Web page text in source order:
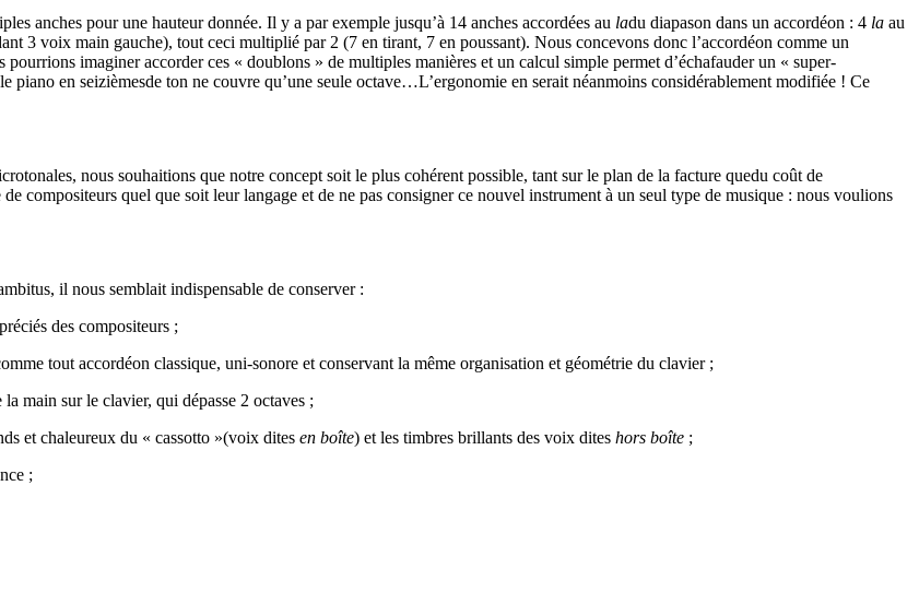
anches pour une hauteur donnée. Il y a par exemple jusqu’à 14 anches accordées au ladu diapason dans un accordéon : 4 la au
3 voix main gauche), tout ceci multiplié par 2 (7 en tirant, 7 en poussant). Nous concevons donc l’accordéon comme un
imaginer accorder ces « doublons » de multiples manières et un calcul simple permet d’échafauder un « super-
piano en seizièmesde ton ne couvre qu’une seule octave…L’ergonomie en serait néanmoins considérablement modifiée ! Ce
nous souhaitions que notre concept soit le plus cohérent possible, tant sur le plan de la facture quedu coût de
compositeurs quel que soit leur langage et de ne pas consigner ce nouvel instrument à un seul type de musique : nous voulions
il nous semblait indispensable de conserver :
des compositeurs ;
tout accordéon classique, uni-sonore et conservant la même organisation et géométrie du clavier ;
main sur le clavier, qui dépasse 2 octaves ;
et chaleureux du « cassotto »(voix dites en boîte) et les timbres brillants des voix dites hors boîte ;
;